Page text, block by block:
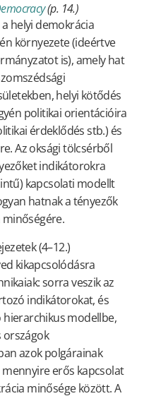
(p. 14.)
helyi demokrácia
környezete (ideértve
is), amely hat
helyi kötődés
politikai orientációira
érdeklődés stb.) és
Az oksági tölcsérből
indikátorokra
kapcsolati modellt
hatnak a tényezők
minőségére.
(4–12.)
kikapcsolódásra
sorra veszik az
indikátorokat, és
hierarchikus modellbe,
országok
azok polgárainak
erős kapcsolat
minősége között. A